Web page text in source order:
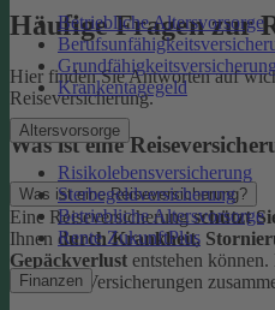
Betriebliche Altersvorsorge
Grundfähigkeitsversicherung
Krankentagegeld
Altersvorsorge
Risikolebensversicherung
Sterbegeldversicherung
Betriebliche Altersvorsorge
Rente ZukunftPlus
Finanzen
Häufige Fragen zur
Hier finden Sie Antworten auf
Reiseversicherung.
Was ist eine
Was ist eine Reiseversicherung?
Eine Reiseversicherungschützt
Ihnen durch Krankheit,
Gepäckverlust entstehen
mehreren Versicherungen